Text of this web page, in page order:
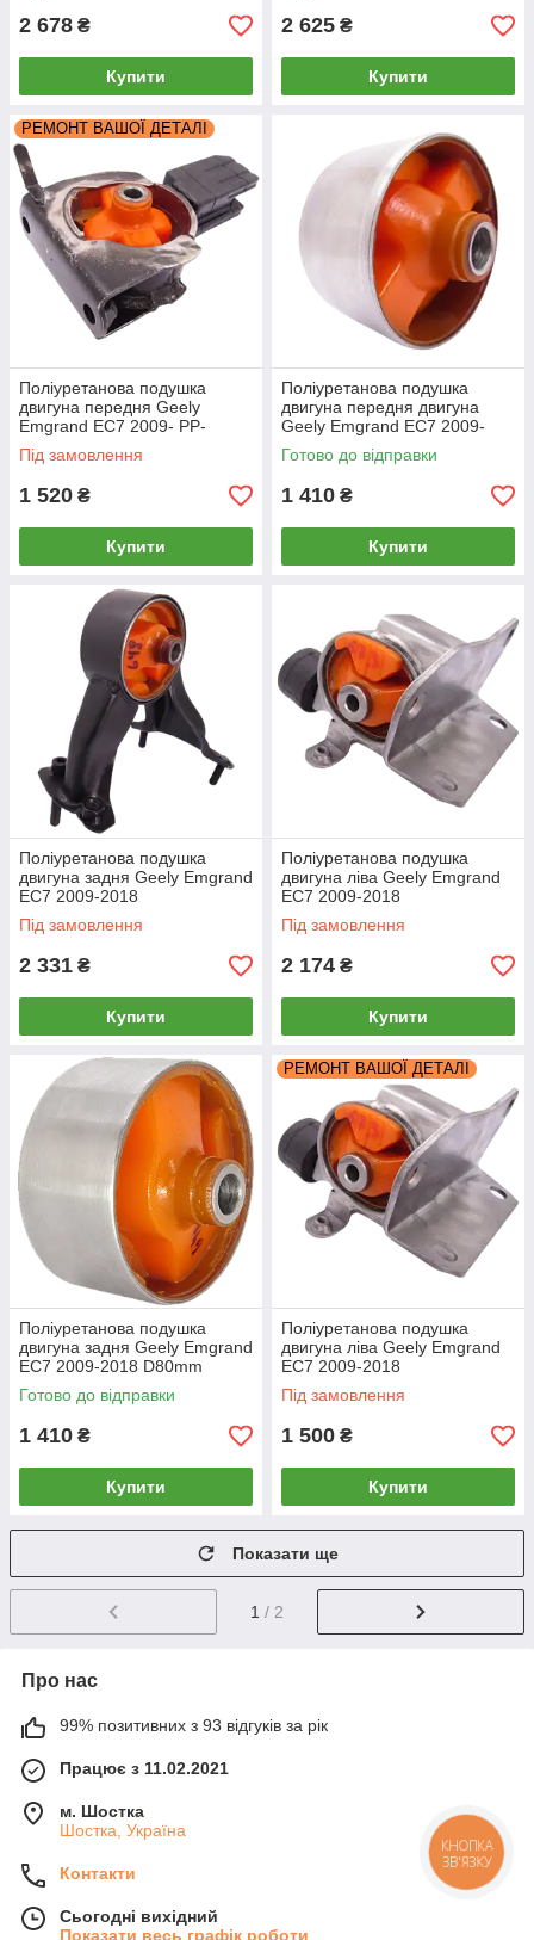
2 678 ₴
Купити
2 625 ₴
Купити
РЕМОНТ ВАШОЇ ДЕТАЛІ
Поліуретанова подушка
двигуна передня Geely
Emgrand EC7 2009- PP-
0618ab РЕКОНСТРУКЦІЯ
ВАШОЇ
Під замовлення
1 520 ₴
Купити
Поліуретанова подушка
двигуна передня двигуна
Geely Emgrand EC7 2009-
13мм ЗМІННИЙ
САЙЛЕНТБЛОК
Готово до відправки
1 410 ₴
Купити
Поліуретанова подушка
двигуна задня Geely Emgrand
EC7 2009-2018
Під замовлення
2 331 ₴
Купити
Поліуретанова подушка
двигуна ліва Geely Emgrand
EC7 2009-2018
Під замовлення
2 174 ₴
Купити
Поліуретанова подушка
двигуна задня Geely Emgrand
EC7 2009-2018 D80mm
ЗМІННИЙ САЙЛЕНТБЛОК
Готово до відправки
1 410 ₴
Купити
РЕМОНТ ВАШОЇ ДЕТАЛІ
Поліуретанова подушка
двигуна ліва Geely Emgrand
EC7 2009-2018
РЕКОНСТРУКЦІЯ ВАШОЇ
Під замовлення
1 500 ₴
Купити
Показати ще
1 / 2
Про нас
99% позитивних з 93 відгуків за рік
Працює з 11.02.2021
м. Шостка
Шостка, Україна
Контакти
Сьогодні вихідний
Показати весь графік роботи
КНОПКА
ЗВ'ЯЗКУ